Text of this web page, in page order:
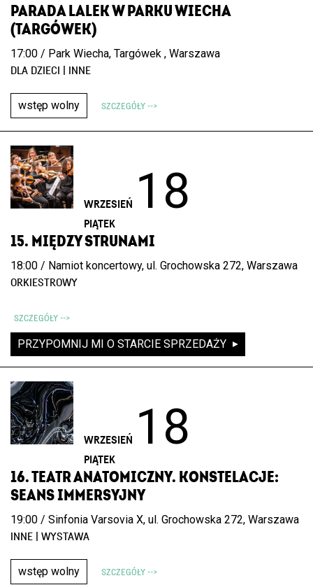
PARADA LALEK W PARKU WIECHA
(TARGÓWEK)
17:00 / Park Wiecha, Targówek , Warszawa
DLA DZIECI | INNE
SZCZEGÓŁY -->
wstęp wolny
WRZESIEŃ 18
PIĄTEK
15. MIĘDZY STRUNAMI
18:00 / Namiot koncertowy, ul. Grochowska 272, Warszawa
ORKIESTROWY
SZCZEGÓŁY -->
PRZYPOMNIJ MI O STARCIE SPRZEDAŻY
WRZESIEŃ 18
PIĄTEK
16. TEATR ANATOMICZNY. KONSTELACJE:
SEANS IMMERSYJNY
19:00 / Sinfonia Varsovia X, ul. Grochowska 272, Warszawa
INNE | WYSTAWA
SZCZEGÓŁY -->
wstęp wolny